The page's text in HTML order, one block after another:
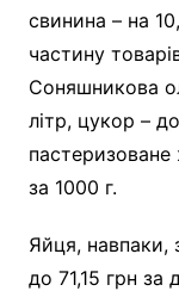
свинина – на
частину
Соняшникова
літр, цукор –
за 1000 г.
Яйця, навпаки,
до 71,15 грн за